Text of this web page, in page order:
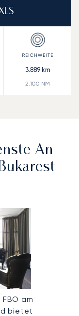
3.889km
2.100 NM
An
am
bietet